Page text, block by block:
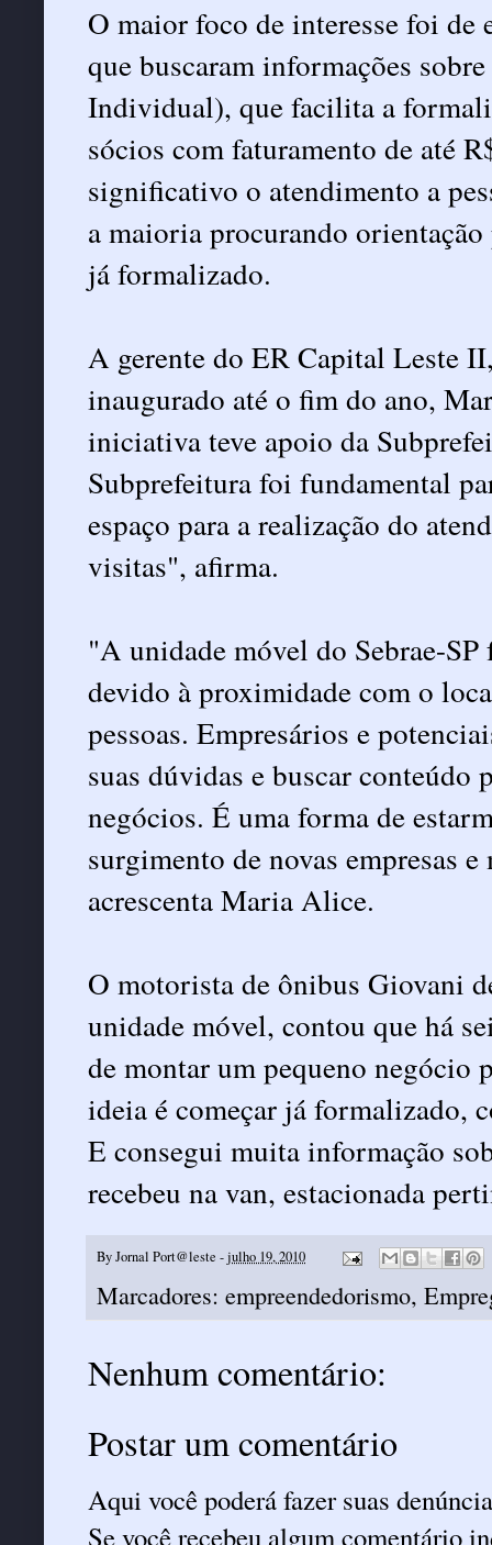
O maior foco de interesse foi de
que buscaram informações
Individual), que facilita a
sócios com faturamento de até
significativo o atendimento a
a maioria procurando
já formalizado.
A gerente do ER Capital Leste
inaugurado até o fim do ano,
iniciativa teve apoio da
Subprefeitura foi fundamental
espaço para a realização do
visitas", afirma.
"A unidade móvel do Sebrae-
devido à proximidade com o
pessoas. Empresários e
suas dúvidas e buscar conteúdo
negócios. É uma forma de
surgimento de novas empresas
acrescenta Maria Alice.
O motorista de ônibus Giovani
unidade móvel, contou que há
de montar um pequeno negócio
ideia é começar já formalizado,
E consegui muita informação
recebeu na van, estacionada
ByJornal Port@leste -julho 19, 2010
Marcadores: empreendedorismo,
Nenhum comentário:
Postar um comentário
Aqui você poderá fazer suas
Se você recebeu algum comentário